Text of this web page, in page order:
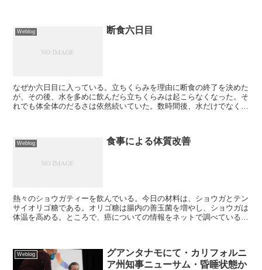
Weblog 断食六日目
なぜか六日目に入っている。立ちくらみを理由に断食の終了を決めた
が、その後、水を多めに飲んだら立ちくらみは起こらなくなった。そ
れでも体全体のだるさは依然続いていた。数時間後、水だけでなく塩
Weblog 食事による体質改善
熱々のショウガティーを飲んでいる。今日の材料は、ショウガとテン
サイオリゴ糖である。オリゴ糖は腸内の善玉菌を増やし、ショウガは
体温を高める。ところで、癌についての情報をネットで調べている
Weblog
グアンタナモにて・カリフォルニ
ア州知事ニューサム・昏睡状態か